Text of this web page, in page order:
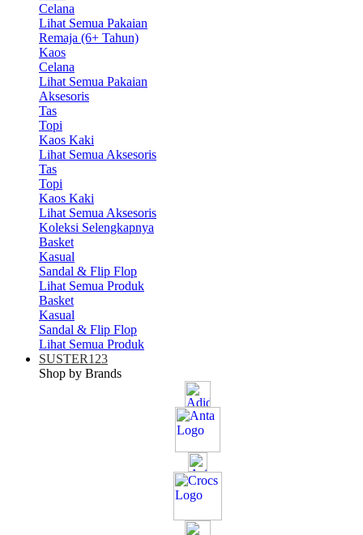
Celana
Lihat Semua Pakaian
Remaja (6+ Tahun)
Kaos
Celana
Lihat Semua Pakaian
Aksesoris
Tas
Topi
Kaos Kaki
Lihat Semua Aksesoris
Tas
Topi
Kaos Kaki
Lihat Semua Aksesoris
Koleksi Selengkapnya
Basket
Kasual
Sandal & Flip Flop
Lihat Semua Produk
Basket
Kasual
Sandal & Flip Flop
Lihat Semua Produk
SUSTER123
Shop by Brands